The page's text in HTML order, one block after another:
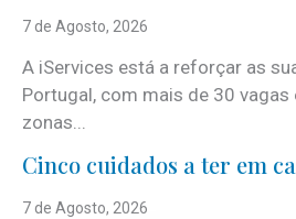
7 de Agosto, 2026
A iServices está a reforçar as
Portugal, com mais de 30
zonas...
Cinco cuidados a ter em
7 de Agosto, 2026